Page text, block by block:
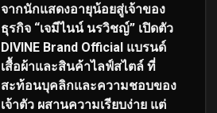
จากนักแสดงอายุน้อยสู่เจ้าของ
ธุรกิจ “เจมีไนน์ นรวิชญ์” เปิดตัว
DIVINE Brand Official แบรนด์
เสื้อผ้าและสินค้าไลฟ์สไตล์ ที่
สะท้อนบุคลิกและความชอบของ
เจ้าตัว ผสานความเรียบง่าย แต่